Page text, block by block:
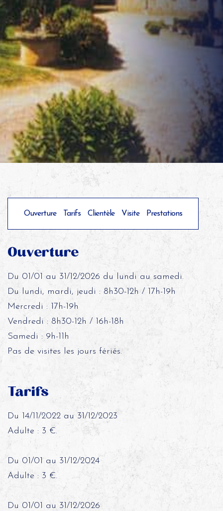
Ouverture Tarifs Clientèle Visite Prestations
Ouverture
Du 01/01 au 31/12/2026 du lundi au samedi.
Du lundi, mardi, jeudi : 8h30-12h / 17h-19h
Mercredi : 17h-19h
Vendredi : 8h30-12h / 16h-18h
Samedi : 9h-11h
Pas de visites les jours fériés.
Tarifs
Du 14/11/2022 au 31/12/2023
Adulte : 3 €.
Du 01/01 au 31/12/2024
Adulte : 3 €.
Du 01/01 au 31/12/2026